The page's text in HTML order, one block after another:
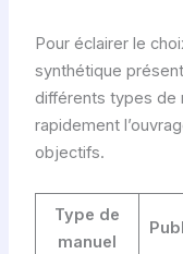
Pour éclairer le
synthétique
différents types de
rapidement
objectifs.
Type de
manuel